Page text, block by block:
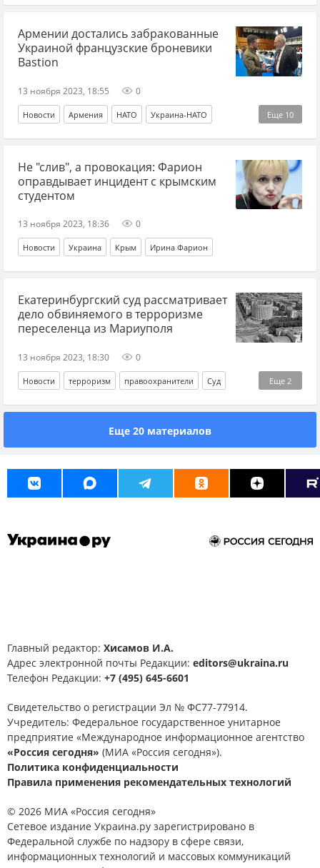
Владимир Зеленский Андрей Ермак
Александр Дубинский
Армении достались забракованные
Украиной французские броневики
Bastion
13 ноября 2023, 18:55 0
Еще 10
Новости Армения НАТО Украина-НАТО
Украина Восточное партнерство ОДКБ
Азербайджан постсоветское пространство Франция
бронетехника бронеавтомобили
Не "слив", а провокация: Фарион
оправдывает инцидент с крымским
студентом
13 ноября 2023, 18:36 0
Новости Украина Крым Ирина Фарион
Екатеринбургский суд рассматривает
дело обвиняемого в терроризме
переселенца из Мариуполя
13 ноября 2023, 18:30 0
Еще 2
Новости терроризм правоохранители Суд
криминал военкомат
Еще 20 материалов
Главный редактор: Хисамов И.А.
Адрес электронной почты Редакции: editors@ukraina.ru
Телефон Редакции: +7 (495) 645-6601
Свидетельство о регистрации Эл № ФС77-77914.
Учредитель: Федеральное государственное унитарное
предприятие «Международное информационное агентство
«Россия сегодня» (МИА «Россия сегодня»).
Политика конфиденциальности
Правила применения рекомендательных технологий
© 2026 МИА «Россия сегодня»
Сетевое издание Украина.ру зарегистрировано в
Федеральной службе по надзору в сфере связи,
информационных технологий и массовых коммуникаций